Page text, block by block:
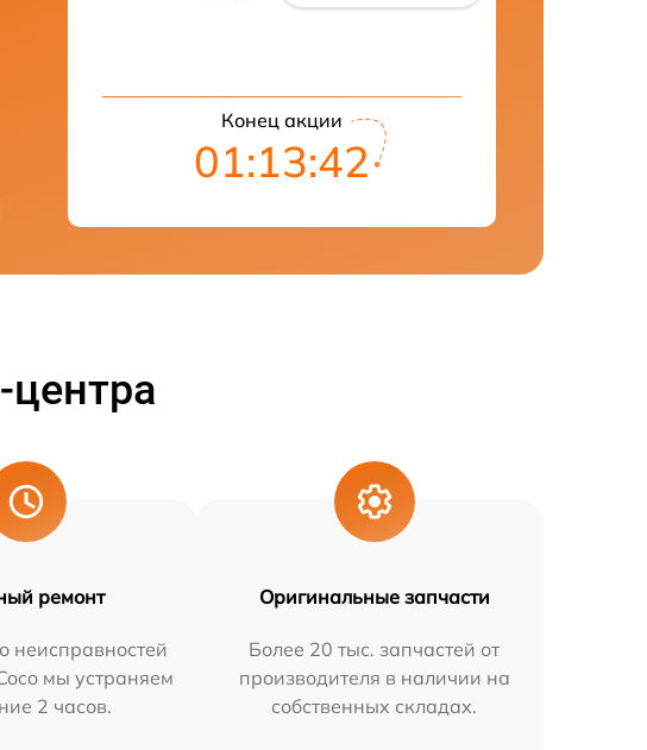
Конец акции
01:13:41
ремонт
неисправностей
мы устраняем
2 часов.
Оригинальные запчасти
Более 20 тыс. запчастей от
производителя в наличии на
собственных складах.